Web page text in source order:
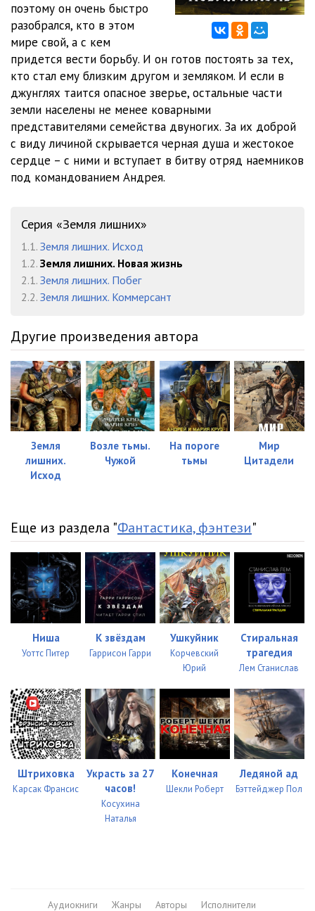
013 16:12
014
015 06:17
016
017 12:23
018 04:22
019
021
022
023
026 01:38
027 14:25
028
029 07:49
031
032 02:35
033 03:39
034 05:19
035 12:08
05:55
037 20:03
038 21:13
039 14:42
040 15:13
поэтому он очень быстро
разобрался, кто в этом
мире свой, а с кем
придется вести борьбу. И он готов постоять за тех,
кто стал ему близким другом и земляком. И если в
джунглях таится опасное зверье, остальные части
земли населены не менее коварными
представителями семейства двуногих. За их доброй
с виду личиной скрывается черная душа и жестокое
сердце – с ними и вступает в битву отряд наемников
под командованием Андрея.
Серия «Земля лишних»
1.1. Земля лишних. Исход
1.2. Земля лишних. Новая жизнь
2.1. Земля лишних. Побег
2.2. Земля лишних. Коммерсант
Другие произведения автора
Земля
лишних.
Исход
Возле тьмы.
Чужой
На пороге
тьмы
Мир
Цитадели
Еще из раздела "Фантастика, фэнтези"
Ниша
Уоттс Питер
К звёздам
Гаррисон Гарри
Ушкуйник
Корчевский
Юрий
Стиральная
трагедия
Лем Станислав
Штриховка
Карсак Франсис
Украсть за 27
часов!
Косухина
Наталья
Конечная
Шекли Роберт
Ледяной ад
Бэттейджер Пол
Аудиокниги Жанры Авторы Исполнители